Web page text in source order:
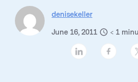
denisekeller
June 16, 2011 < 1